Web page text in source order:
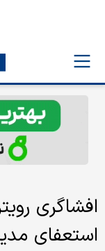
افشاگری
استعفای